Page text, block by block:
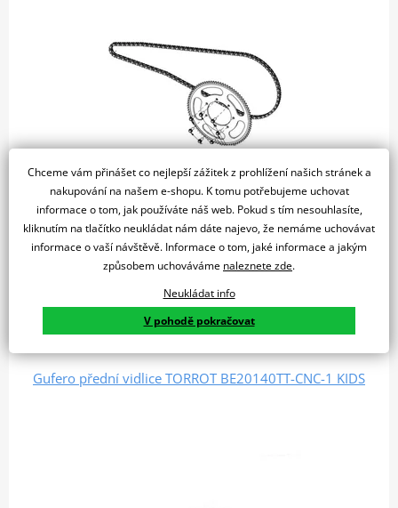
425 Kč 4 týdny
Do košíku
Řetěz 166 článků TORROT KIDS
Gufero přední vidlice TORROT BE20140TT-CNC-1 KIDS
Chceme vám přinášet co nejlepší zážitek z prohlížení našich stránek a
nakupování na našem e-shopu. K tomu potřebujeme uchovat
informace o tom, jak používáte náš web. Pokud s tím nesouhlasíte,
kliknutím na tlačítko neukládat nám dáte najevo, že nemáme uchovávat
informace o vaší návštěvě. Informace o tom, jaké informace a jakým
způsobem uchováváme naleznete zde.
Neukládat info
V pohodě pokračovat